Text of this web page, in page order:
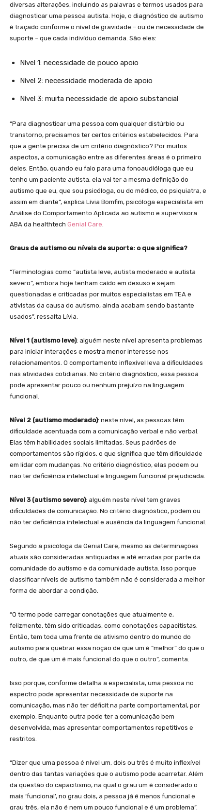
diversas alterações, incluindo as palavras e termos usados para
diagnosticar uma pessoa autista. Hoje, o diagnóstico de autismo
é traçado conforme o nível de gravidade – ou de necessidade de
suporte – que cada indivíduo demanda. São eles:
Nível 1: necessidade de pouco apoio
Nível 2: necessidade moderada de apoio
Nível 3: muita necessidade de apoio substancial
“Para diagnosticar uma pessoa com qualquer distúrbio ou
transtorno, precisamos ter certos critérios estabelecidos. Para
que a gente precisa de um critério diagnóstico? Por muitos
aspectos, a comunicação entre as diferentes áreas é o primeiro
deles. Então, quando eu falo para uma fonoaudióloga que eu
tenho um paciente autista, ela vai ter a mesma definição do
autismo que eu, que sou psicóloga, ou do médico, do psiquiatra, e
assim em diante”, explica Lívia Bomfim, psicóloga especialista em
Análise do Comportamento Aplicada ao autismo e supervisora
ABA da healthtech Genial Care
Graus de autismo ou níveis de suporte: o que significa?
“Terminologias como “autista leve, autista moderado e autista
severo”, embora hoje tenham caído em desuso e sejam
questionadas e criticadas por muitos especialistas em TEA e
ativistas da causa do autismo, ainda acabam sendo bastante
usados”, ressalta Lívia.
Nível 1 (autismo leve): alguém neste nível apresenta problemas
para iniciar interações e mostra menor interesse nos
relacionamentos. O comportamento inflexível leva a dificuldades
nas atividades cotidianas. No critério diagnóstico, essa pessoa
pode apresentar pouco ou nenhum prejuízo na linguagem
funcional.
Nível 2 (autismo moderado): neste nível, as pessoas têm
dificuldade acentuada com a comunicação verbal e não verbal.
Elas têm habilidades sociais limitadas. Seus padrões de
comportamentos são rígidos, o que significa que têm dificuldade
em lidar com mudanças. No critério diagnóstico, elas podem ou
não ter deficiência intelectual e linguagem funcional prejudicada.
Nível 3 (autismo severo): alguém neste nível tem graves
dificuldades de comunicação. No critério diagnóstico, podem ou
não ter deficiência intelectual e ausência da linguagem funcional.
Segundo a psicóloga da Genial Care, mesmo as determinações
atuais são consideradas antiquadas e até erradas por parte da
comunidade do autismo e da comunidade autista. Isso porque
classificar níveis de autismo também não é considerada a melhor
forma de abordar a condição.
“O termo pode carregar conotações que atualmente e,
felizmente, têm sido criticadas, como conotações capacitistas.
Então, tem toda uma frente de ativismo dentro do mundo do
autismo para quebrar essa noção de que um é “melhor” do que o
outro, de que um é mais funcional do que o outro”, comenta.
Isso porque, conforme detalha a especialista, uma pessoa no
espectro pode apresentar necessidade de suporte na
comunicação, mas não ter déficit na parte comportamental, por
exemplo. Enquanto outra pode ter a comunicação bem
desenvolvida, mas apresentar comportamentos repetitivos e
restritos.
“Dizer que uma pessoa é nível um, dois ou três é muito inflexível
dentro das tantas variações que o autismo pode acarretar. Além
da questão do capacitismo, na qual o grau um é considerado o
mais ‘funcional’, no grau dois, a pessoa já é menos funcional e
grau três, ela não é nem um pouco funcional e é um problema”.